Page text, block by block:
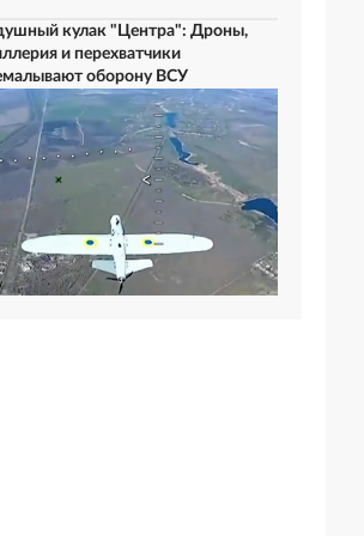
кулак "Центра": Дроны,
и перехватчики
оборону ВСУ